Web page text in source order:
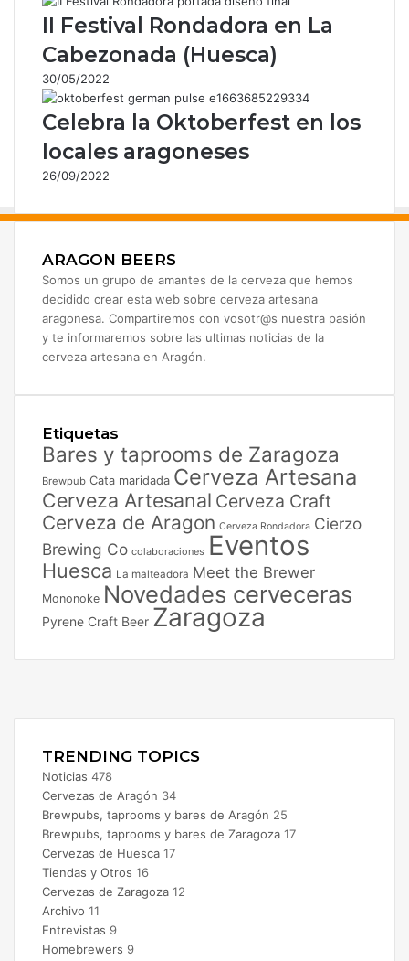
e
e
l
e
c
t
ó
n
c
II Festival Rondadora en La
Cabezonada (Huesca)
30/05/2022
Celebra la Oktoberfest en los
locales aragoneses
26/09/2022
ARAGON BEERS
Somos un grupo de amantes de la cerveza que hemos
decidido crear esta web sobre cerveza artesana
aragonesa. Compartiremos con vosotr@s nuestra pasión
y te informaremos sobre las ultimas noticias de la
cerveza artesana en Aragón.
Etiquetas
Bares y taprooms de Zaragoza
Brewpub Cata maridada Cerveza Artesana
Cerveza Artesanal Cerveza Craft
Cerveza de Aragon Cerveza Rondadora Cierzo
Brewing Co colaboraciones Eventos
Huesca La malteadora Meet the Brewer
Mononoke Novedades cerveceras
Pyrene Craft Beer Zaragoza
TRENDING TOPICS
Noticias 478
Cervezas de Aragón 34
Brewpubs, taprooms y bares de Aragón 25
Brewpubs, taprooms y bares de Zaragoza 17
Cervezas de Huesca 17
Tiendas y Otros 16
Cervezas de Zaragoza 12
Archivo 11
Entrevistas 9
Homebrewers 9